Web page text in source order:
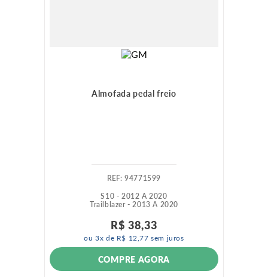
Almofada pedal freio
:94771599
S10 - 2012 A 2020
Trailblazer - 2013 A 2020
R$ 38,33
ou3x de R$ 12,77 sem juros
COMPRE AGORA